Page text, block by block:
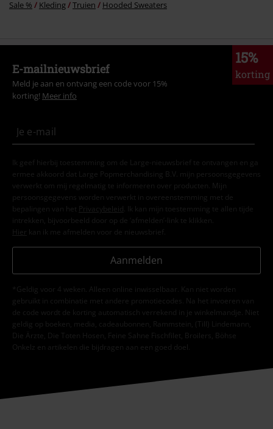
Sale % Kleding Truien Hooded Sweaters
15%
korting
E-mailnieuwsbrief
Meld je aan en ontvang een code voor 15%
korting! Meer info
Ik geef hierbij toestemming om de Large-nieuwsbrief te ontvangen en ga
ermee akkoord dat Large Popmerchandising B.V. mijn persoonsgegevens
verwerkt om mij regelmatig te informeren over producten. Mijn
persoonsgegevens worden verwerkt in overeenstemming met de
bepalingen van het
Privacybeleid . Ik kan mijn toestemming te allen tijde
intrekken, bijvoorbeeld door op de ‘afmelden’-link te klikken.
Hier kan ik me afmelden voor de nieuwsbrief.
Aanmelden
*Geldig voor 4 weken. Alleen online inwisselbaar. Kan niet worden
gebruikt in combinatie met andere promotiecodes. Na het invoeren van
de code wordt de korting automatisch verrekend in je winkelmandje. Niet
geldig op boeken, media, cadeaubonnen, Rammstein, (Till) Lindemann,
Die Ärzte, Die Toten Hosen, Feine Sahne Fischfilet, Broilers, Böhse
Onkelz en artikelen die bijdragen aan een goed doel.